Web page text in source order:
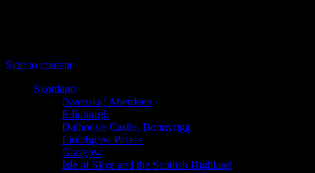
Skip to content
Skottland
(Svenska) Aberdeen
Edinburgh
Dalhousie Castle, Bonnyrigg
Linlithgow Palace
Glasgow
Isle of Skye and the Scottish Highland